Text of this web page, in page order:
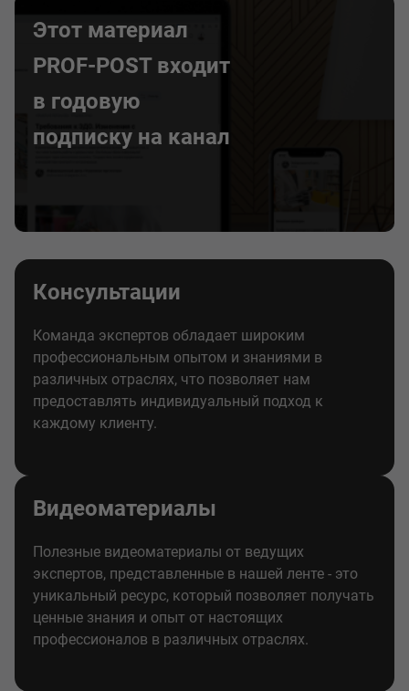
Этот материал
PROF-POST входит
в годовую
подписку на канал
Консультации
Команда экспертов обладает широким
профессиональным опытом и знаниями в
различных отраслях, что позволяет нам
предоставлять индивидуальный подход к
каждому клиенту.
Видеоматериалы
Полезные видеоматериалы от ведущих
экспертов, представленные в нашей ленте - это
уникальный ресурс, который позволяет получать
ценные знания и опыт от настоящих
профессионалов в различных отраслях.